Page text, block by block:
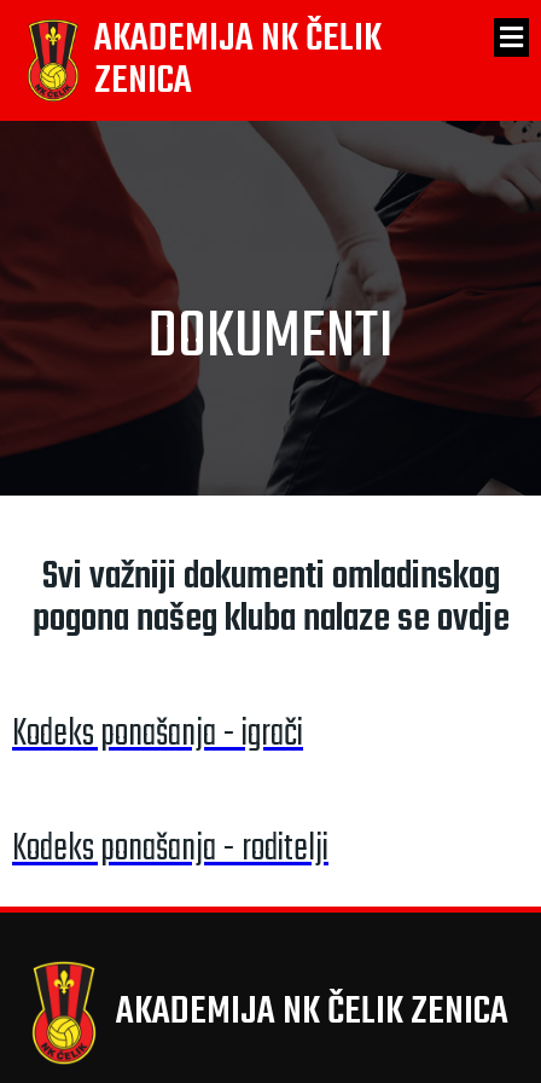
AKADEMIJA NK ČELIK
ZENICA
DOKUMENTI
Svi važniji dokumenti omladinskog
pogona našeg kluba nalaze se ovdje
Kodeks ponašanja - igrači
Kodeks ponašanja - roditelji
AKADEMIJA NK ČELIK ZENICA